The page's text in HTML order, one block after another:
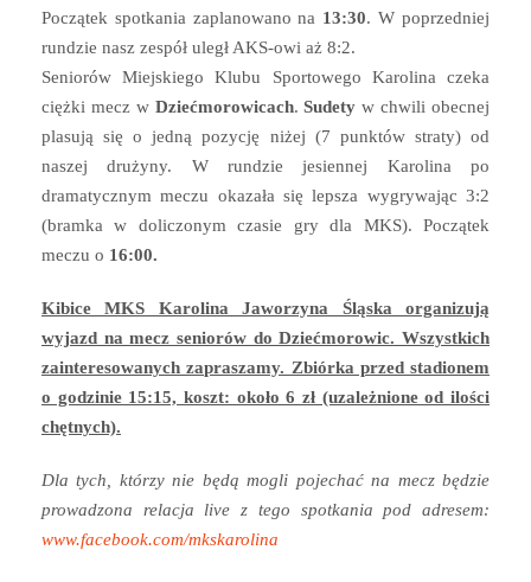
Początek spotkania zaplanowano na 13:30. W poprzedniej
rundzie nasz zespół uległ AKS-owi aż 8:2.
Seniorów Miejskiego Klubu Sportowego Karolina czeka
ciężki mecz w Dziećmorowicach.Sudety w chwili obecnej
plasują się o jedną pozycję niżej (7 punktów straty) od
naszej drużyny. W rundzie jesiennej Karolina po
dramatycznym meczu okazała się lepsza wygrywając 3:2
(bramka w doliczonym czasie gry dla MKS). Początek
meczu o 16:00.
Kibice MKS Karolina Jaworzyna Śląska organizują
wyjazd na mecz seniorów do Dziećmorowic. Wszystkich
zainteresowanych zapraszamy. Zbiórka przed stadionem
o godzinie 15:15, koszt: około 6 zł (uzależnione od ilości
chętnych).
Dla tych, którzy nie będą mogli pojechać na mecz będzie
prowadzona relacja live z tego spotkania pod adresem:
www.facebook.com/mkskarolina